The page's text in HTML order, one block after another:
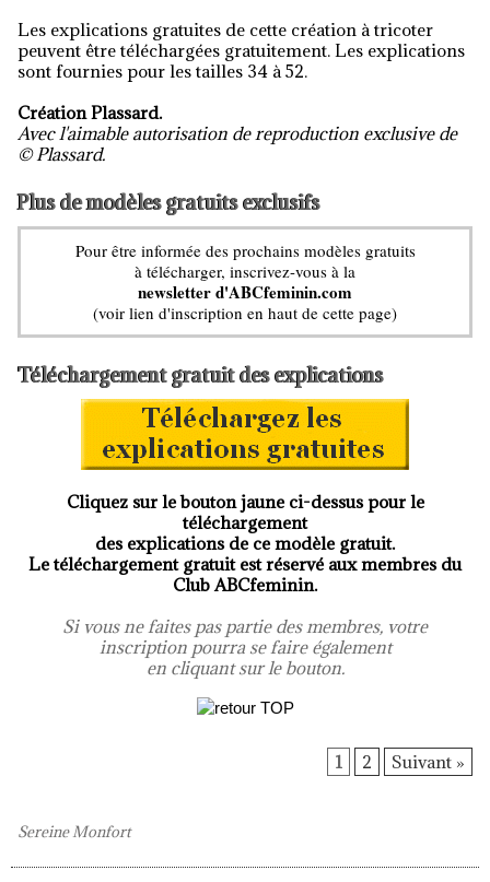
Les explications gratuites de cette création à tricoter
peuvent être téléchargées gratuitement. Les explications
sont fournies pour les tailles 34 à 52.
Création Plassard.
Avec l'aimable autorisation de reproduction exclusive de
© Plassard.
Plus de modèles gratuits exclusifs
Pour être informée des prochains modèles gratuits
à télécharger, inscrivez-vous à la
newsletter d'ABCfeminin.com
(voir lien d'inscription en haut de cette page)
Téléchargement gratuit des explications
Cliquez sur le bouton jaune ci-dessus pour le
téléchargement
des explications de ce modèle gratuit.
Le téléchargement gratuit est réservé aux membres du
Club ABCfeminin.
Si vous ne faites pas partie des membres, votre
inscription pourra se faire également
en cliquant sur le bouton.
1 2 Suivant »
Sereine Monfort